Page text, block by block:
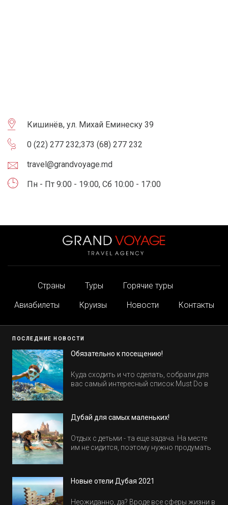
Кишинёв, ул. Михай Еминеску 39
0 (22) 277 232;373 (68) 277 232
travel@grandvoyage.md
Пн - Пт 9:00 - 19:00, Сб 10:00 - 17:00
Страны Туры
Горячие туры
Авиабилеты
Круизы Новости Контакты
ПОСЛЕДНИЕ НОВОСТИ
Обязательно к посещению!
Куда сходить и что сделать, собрали для
вас самый интересный список Must Do в
Дубай для самых маленьких!
Отдых с детьми - та еще задача. На месте
им не сидится, поэтому нужно продумать
Новые отели Дубая 2021
Неожиданно, да? Вроде все сферы жизни в